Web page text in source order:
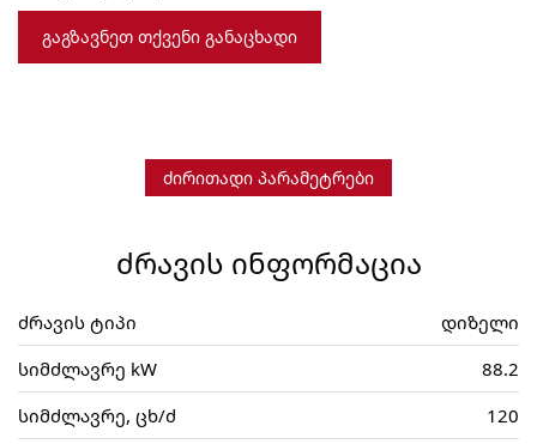
ᲒᲐᲒᲖᲐᲕᲜᲔᲗ ᲗᲥᲕᲔᲜᲘ ᲒᲐᲜᲐᲪᲮᲐᲓᲘ
ძირითადი პარამეტრები
ძრავის ინფორმაცია
ძრავის ტიპი
დიზელი
სიმძლავრე kW
88.2
სიმძლავრე, ცხ/ძ
120